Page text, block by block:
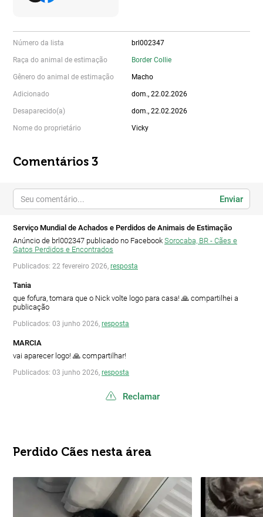
Número da lista brl002347
Raça do animal de estimação Border Collie
Gênero do animal de estimação Macho
Adicionado dom., 22.02.2026
Desaparecido(a) dom., 22.02.2026
Nome do proprietário Vicky
Comentários 3
Enviar
Serviço Mundial de Achados e Perdidos de Animais de Estimação
Anúncio de brl002347 publicado no Facebook Sorocaba, BR - Cães e
Gatos Perdidos e Encontrados
Publicados: 22 fevereiro 2026, resposta
Tania
que fofura, tomara que o Nick volte logo para casa! 🙏 compartilhei a
publicação
Publicados: 03 junho 2026, resposta
MARCIA
vai aparecer logo! 🙏 compartilhar!
Publicados: 03 junho 2026, resposta
Reclamar
Perdido Cães nesta área